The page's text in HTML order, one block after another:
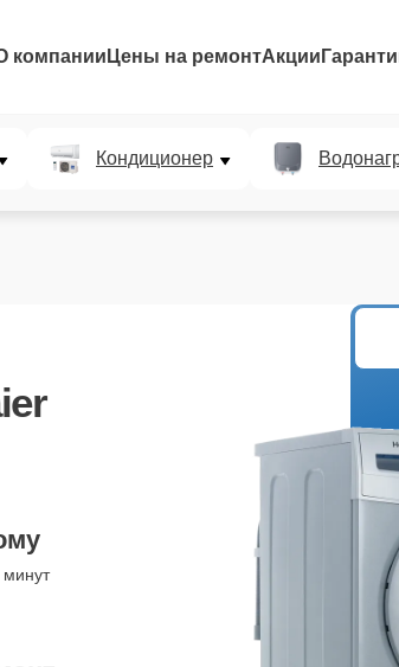
компании Цены на ремонтАкции
Кондиционер
минут